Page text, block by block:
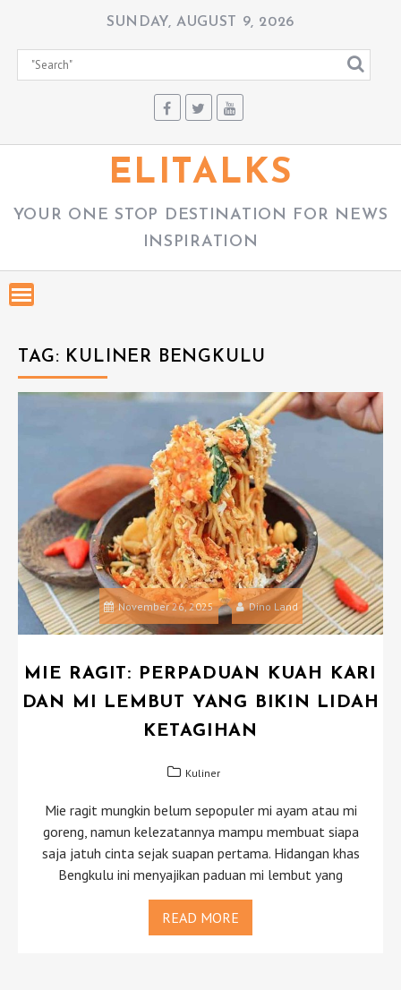
SUNDAY, AUGUST 9, 2026
ELITALKS
YOUR ONE STOP DESTINATION FOR NEWS
INSPIRATION
TAG: KULINER BENGKULU
November 26, 2025 Dino Land
MIE RAGIT: PERPADUAN KUAH KARI
DAN MI LEMBUT YANG BIKIN LIDAH
KETAGIHAN
Kuliner
Mie ragit mungkin belum sepopuler mi ayam atau mi
goreng, namun kelezatannya mampu membuat siapa
saja jatuh cinta sejak suapan pertama. Hidangan khas
Bengkulu ini menyajikan paduan mi lembut yang
READ MORE